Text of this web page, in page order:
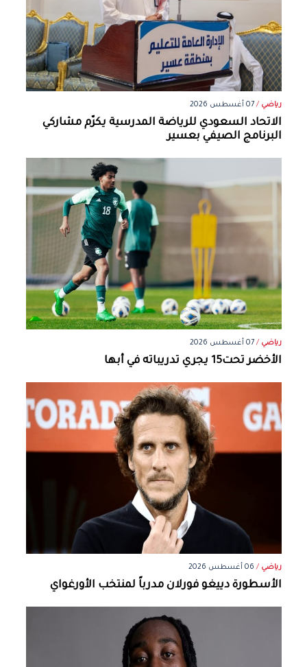
رياضي /07 أغسطس 2026
الاتحاد السعودي للرياضة المدرسية يكرّم مشاركي
البرنامج الصيفي بعسير
رياضي /07 أغسطس 2026
الأخضر تحت15 يجري تدريباته في أبها
رياضي / 06 أغسطس 2026
الأسطورة دييغو فورلان مدرباً لمنتخب الأورغواي